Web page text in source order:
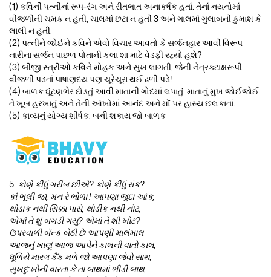
(1) કવિની પત્નીનાં રૂપ-રંગ અને રીતભાત અનાકર્ષક હતાં. તેનાં નયનોમાં
વીજળીની ચમક ન હતી, ચાલમાં છટા ન હતી 3 અને ગાલમાં ગુલાબની કુમાશ કે
લાલી ન હતી.
(2) પત્નીને જોઈને કવિને એવો વિચાર આવતો કે સર્જનહાર આવી વિરૂપ
નારીના સર્જન પાછળ પોતાની કલા શા માટે વેડફી રહ્યો હશે?
(3) બીજી સ્ત્રીઓ કવિને મોહક અને સુખ લાગતી, જેની નેત્રક્ટાક્ષરૂપી
વીજળી પડતાં પાષાણદય પણ ચૂરેચૂરા થઈ ઢળી પડે!
(4) બાળક ઘૂંટણભેર દોડતું આવી માતાની ગોદમાં લપાતું. માતાનું મુખ જોઈજોઈ
તે ખૂબ હરખાતું અને તેની આંખોમાં આનંદ અને મોં પર હાસ્ય છલકાતાં.
(5) કાવ્યનું યોગ્ય શીર્ષક: બની શકાય જો બાળક
5. કોણે કીધું ગરીબ છીએ? કોણે કીધું રાંક?
કાં ભૂલી જા, મન રે ભોળા ! આપણા જુદા આંક,
થોડાક નથી સિક્કા પાસે, થોડીક નથી નોટ,
એમાં તે શું બગડી ગયું? એમાં તે શી ખોટ?
ઉપરવાળી બૅન્ક બેઠી છે આપણી માલંમાલ
આજનું ખાણું આજ આપેને કાલની વાતો કાલ,
ધૂળિયે મારગ કૈંક મળે જો આપણા જેવો સાથ,
સુખદુ:ખોની વારતા કે’તા બાથમાં ભીડી બાથ,